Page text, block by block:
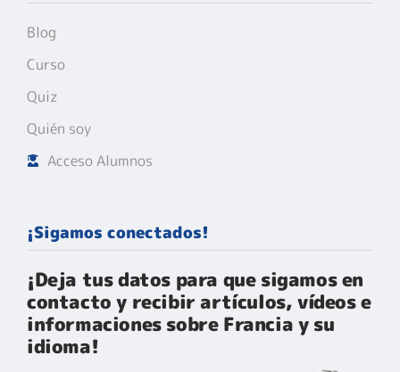
Blog
Curso
Quiz
Quién soy
Acceso Alumnos
¡Sigamos conectados!
¡Deja tus datos para que sigamos en
contacto y recibir artículos, vídeos e
informaciones sobre Francia y su
idioma!​